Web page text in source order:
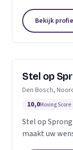
samenhangt.
we ervoor dat
Bekijk
Stel op
Den Bosch,
10,0Moving Score
Stel op
maakt uw